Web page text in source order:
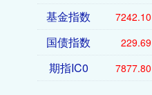
基金指数 7242.10
国债指数 229.69
期指IC0 7877.80